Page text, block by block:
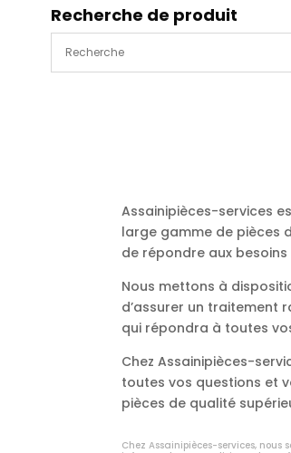
Recherche de produit
Assainipièces-services
large gamme de pièces
de répondre aux
Nous mettons à
d’assurer un traitement
qui répondra à toutes
Chez Assainipièces-
toutes vos questions et
pièces de qualité
Chez Assainipièces-services,